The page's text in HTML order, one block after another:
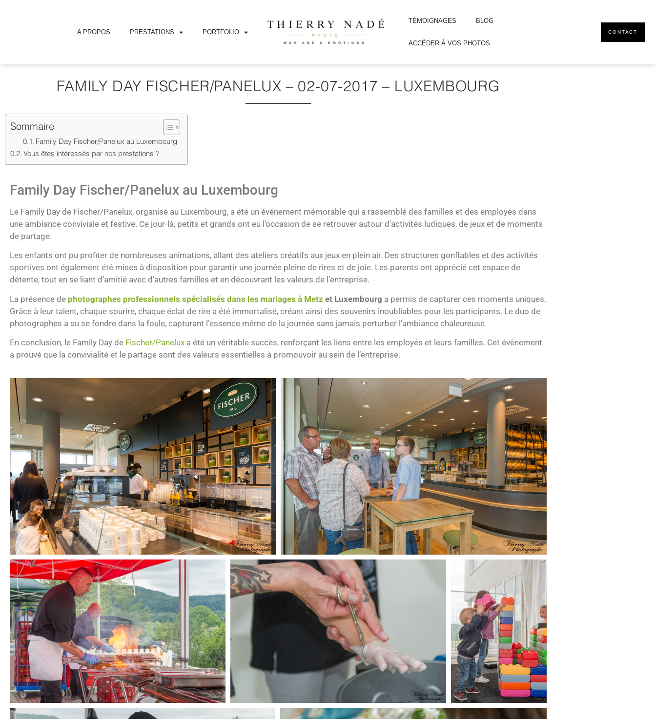
A PROPOS PRESTATIONS PORTFOLIO
TÉMOIGNAGES BLOG
ACCÉDER À VOS PHOTOS
CONTACT
FAMILY DAY FISCHER/PANELUX – 02-07-2017 – LUXEMBOURG
Sommaire
Family Day Fischer/Panelux au Luxembourg
Vous êtes intéressés par nos prestations ?
Family Day Fischer/Panelux au Luxembourg
Le Family Day de Fischer/Panelux, organisé au Luxembourg, a été un événement mémorable qui a rassemblé des familles et des employés dans
une ambiance conviviale et festive. Ce jour-là, petits et grands ont eu l’occasion de se retrouver autour d’activités ludiques, de jeux et de moments
de partage.
Les enfants ont pu profiter de nombreuses animations, allant des ateliers créatifs aux jeux en plein air. Des structures gonflables et des activités
sportives ont également été mises à disposition pour garantir une journée pleine de rires et de joie. Les parents ont apprécié cet espace de
détente, tout en se liant d’amitié avec d’autres familles et en découvrant les valeurs de l’entreprise.
La présence de photographes professionnels spécialisés dans les mariages à Metz et Luxembourg a permis de capturer ces moments uniques.
Grâce à leur talent, chaque sourire, chaque éclat de rire a été immortalisé, créant ainsi des souvenirs inoubliables pour les participants. Le duo de
photographes a su se fondre dans la foule, capturant l’essence même de la journée sans jamais perturber l’ambiance chaleureuse.
En conclusion, le Family Day de Fischer/Panelux a été un véritable succès, renforçant les liens entre les employés et leurs familles. Cet événement
a prouvé que la convivialité et le partage sont des valeurs essentielles à promouvoir au sein de l’entreprise.